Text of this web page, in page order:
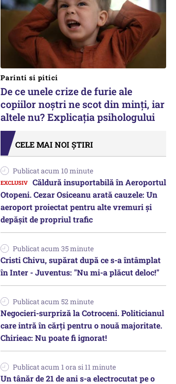
Parinti si pitici
De ce unele crize de furie ale
copiilor noștri ne scot din minți, iar
altele nu? Explicația psihologului
CELE MAI NOI ȘTIRI
Publicat acum 10 minute
Căldură insuportabilă în Aeroportul
Otopeni. Cezar Osiceanu arată cauzele: Un
aeroport proiectat pentru alte vremuri și
depășit de propriul trafic
Publicat acum 35 minute
Cristi Chivu, supărat după ce s-a întâmplat
în Inter - Juventus: "Nu mi-a plăcut deloc!"
Publicat acum 52 minute
Negocieri-surpriză la Cotroceni. Politicianul
care intră în cărți pentru o nouă majoritate.
Chirieac: Nu poate fi ignorat!
Publicat acum 1 ora si 11 minute
Un tânăr de 21 de ani s-a electrocutat pe o